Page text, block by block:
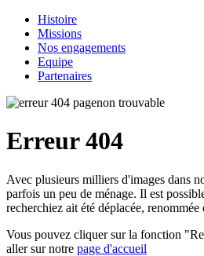
Histoire
Missions
Nos engagements
Equipe
Partenaires
Erreur 404
Avec plusieurs milliers d'images dans
parfois un peu de ménage. Il est
recherchiez ait été déplacée, renommée
Vous pouvez cliquer sur la fonction
aller sur notre page d'accueil